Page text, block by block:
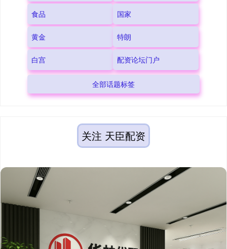
食品 国家
黄金 特朗
白宫 配资论坛门户
全部话题标签
关注 天臣配资